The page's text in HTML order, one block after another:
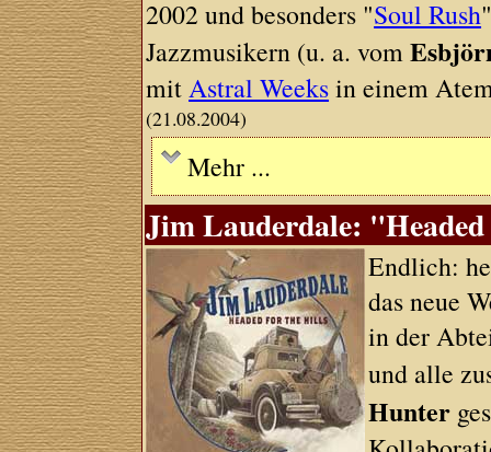
2002 und besonders "Soul Rush
Jazzmusikern (u. a. vom
mitAstral Weeksin einem
(21.08.2004)
Mehr ...
Jim Lauderdale:
Endlich:
das neue
in der
und alle
Hunter